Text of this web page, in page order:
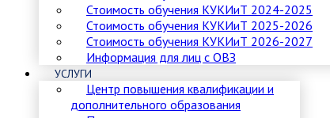
Стоимость обучения КУКИиТ 2024-2025
Стоимость обучения КУКИиТ 2025-2026
Стоимость обучения КУКИиТ 2026-2027
Информация для лиц с ОВЗ
УСЛУГИ
Центр повышения квалификации и
дополнительного образования